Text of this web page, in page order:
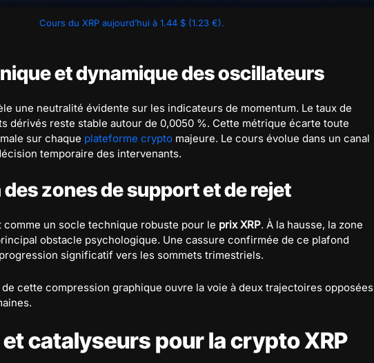
Cours du XRP aujourd’hui à 1.44 $ (1.23 €).
et dynamique des oscillateurs
une neutralité évidente sur les indicateurs de momentum. Le taux de
dérivés reste stable autour de 0,0050 %. Cette métrique écarte toute
sur chaque plateforme crypto majeure. Le cours évolue dans un canal
temporaire des intervenants.
zones de support et de rejet
comme un socle technique robuste pour le prix XRP. À la hausse, la zone
obstacle psychologique. Une cassure confirmée de ce plafond
significatif vers les sommets trimestriels.
cette compression graphique ouvre la voie à deux trajectoires opposées
catalyseurs pour la crypto XRP